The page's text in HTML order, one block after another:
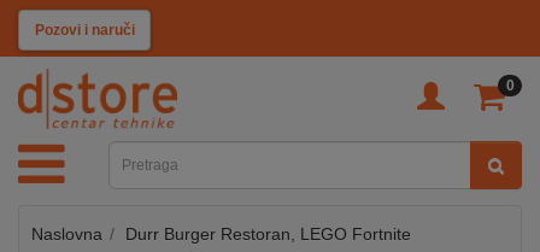
Pozovi i naruči
0
KATEGORIJE
TV
SAT
MOBILNI
Naslovna Durr Burger Restoran, LEGO Fortnite